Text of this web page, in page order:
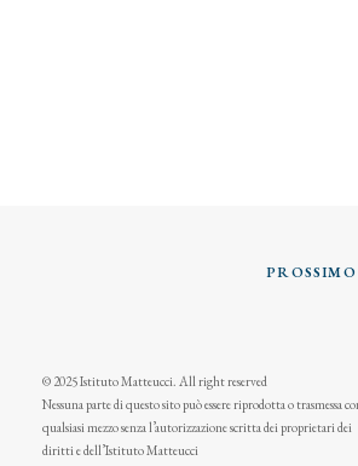
PROSSIMO
© 2025 Istituto Matteucci. All right reserved
Nessuna parte di questo sito può essere riprodotta o trasmessa
qualsiasi mezzo senza l’autorizzazione scritta dei proprietari dei
diritti e dell’Istituto Matteucci